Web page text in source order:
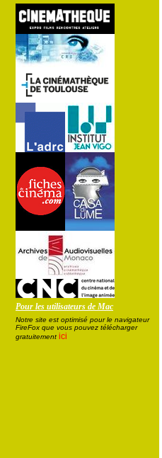
Pour les utilisateurs de Mac
Notre site est optimisé pour le navigateur
FireFox que vous pouvez télécharger
gratuitement ici